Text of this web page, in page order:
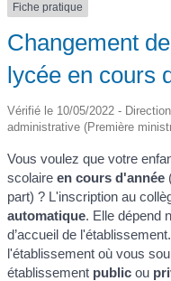
Fiche pratique
Changement
lycée en cours
Vérifié le 10/05/2022 -
administrative (Première
Vous voulez que votre
scolaireen cours d'année
part) ? L'inscription au
automatique. Elle dépend
d’accueil de
l'établissement où vous
établissement public ou